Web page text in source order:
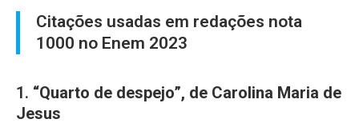
Citações usadas em redações nota
1000 no Enem 2023
1. “Quarto de despejo”, de Carolina Maria de
Jesus